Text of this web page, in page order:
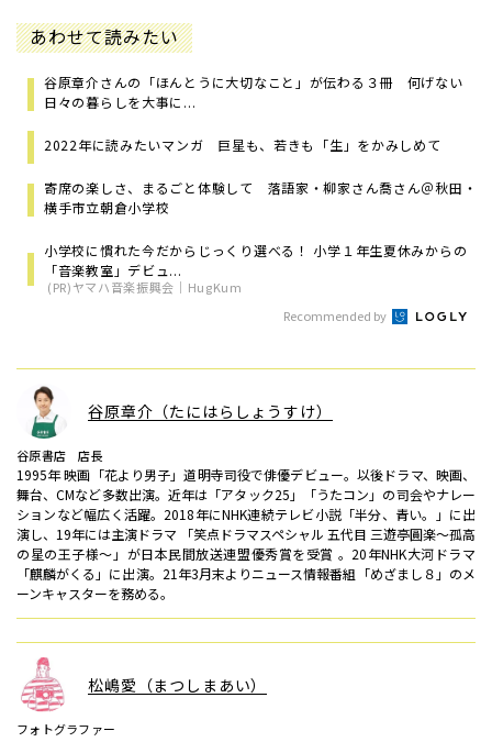
あわせて読みたい
谷原章介さんの「ほんとうに大切なこと」が伝わる３冊 何げない
日々の暮らしを大事に...
2022年に読みたいマンガ 巨星も、若きも「生」をかみしめて
寄席の楽しさ、まるごと体験して 落語家・柳家さん喬さん＠秋田・
横手市立朝倉小学校
小学校に慣れた今だからじっくり選べる！ 小学１年生夏休みからの
「音楽教室」デビュ...
(PR)ヤマハ音楽振興会｜HugKum
Recommended by
谷原章介（たにはらしょうすけ）
谷原書店 店長
1995年 映画「花より男子」道明寺司役で俳優デビュー。以後ドラマ、映画、
舞台、CMなど多数出演。近年は「アタック25」「うたコン」の司会やナレー
ションなど幅広く活躍。2018年にNHK連続テレビ小説「半分、青い。」に出
演し、19年には主演ドラマ 「笑点ドラマスペシャル 五代目 三遊亭圓楽～孤高
の星の王子様～」が日本民間放送連盟優秀賞を受賞 。20年NHK大河ドラマ
「麒麟がくる」に出演。21年3月末よりニュース情報番組「めざまし８」のメ
ーンキャスターを務める。
松嶋愛（まつしまあい）
フォトグラファー